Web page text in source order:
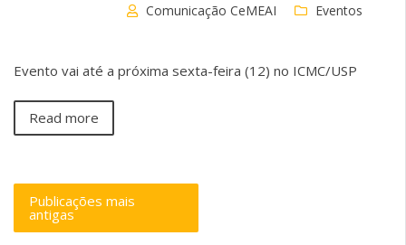
Comunicação CeMEAI Eventos
Evento vai até a próxima sexta-feira (12) no ICMC/USP
Read more
Publicações mais
antigas